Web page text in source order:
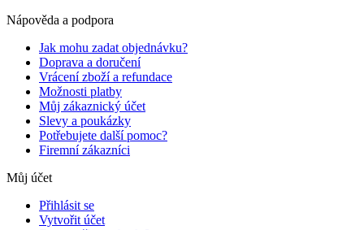
Nápověda a podpora
Jak mohu zadat objednávku?
Doprava a doručení
Vrácení zboží a refundace
Možnosti platby
Můj zákaznický účet
Slevy a poukázky
Potřebujete další pomoc?
Firemní zákazníci
Můj účet
Přihlásit se
Vytvořit účet